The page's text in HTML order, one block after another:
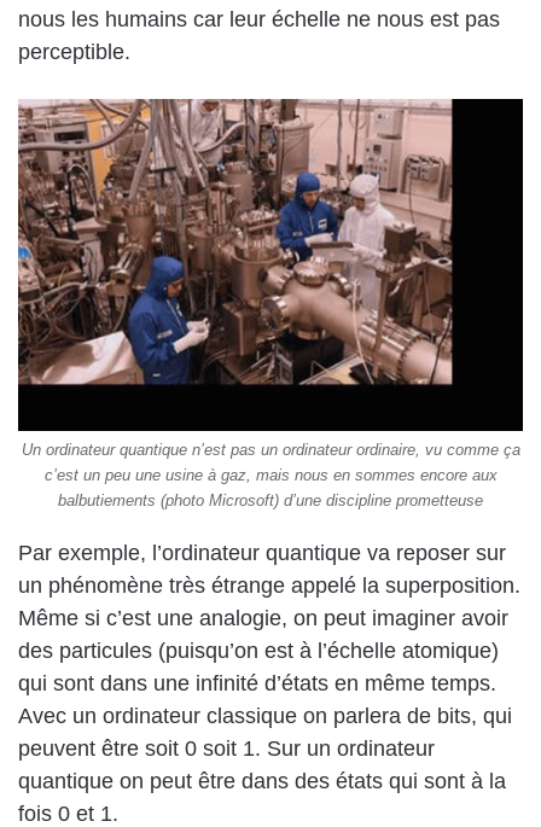
nous les humains car leur échelle ne nous est pas
perceptible.
Un ordinateur quantique n’est pas un ordinateur ordinaire, vu comme ça
c’est un peu une usine à gaz, mais nous en sommes encore aux
balbutiements (photo Microsoft) d’une discipline prometteuse
Par exemple, l’ordinateur quantique va reposer sur
un phénomène très étrange appelé la superposition.
Même si c’est une analogie, on peut imaginer avoir
des particules (puisqu’on est à l’échelle atomique)
qui sont dans une infinité d’états en même temps.
Avec un ordinateur classique on parlera de bits, qui
peuvent être soit 0 soit 1. Sur un ordinateur
quantique on peut être dans des états qui sont à la
fois 0 et 1.